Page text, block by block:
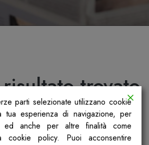
trovato
a trovare quello che stai
la ricerca ti può aiutare.
parti selezionate utilizzano cookie
tua esperienza di navigazione, per
ed anche per altre finalità come
cookie policy. Puoi acconsentire